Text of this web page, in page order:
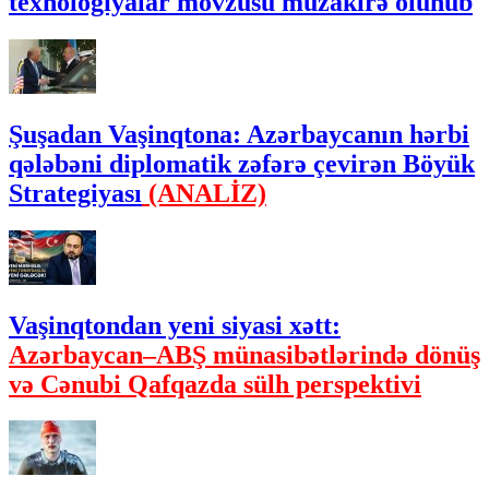
Şuşadan Vaşinqtona: Azərbaycanın hərbi
qələbəni diplomatik zəfərə çevirən Böyük
Strategiyası (ANALİZ)
Vaşinqtondan yeni siyasi xətt:
Azərbaycan–ABŞ münasibətlərində dönüş
və Cənubi Qafqazda sülh perspektivi